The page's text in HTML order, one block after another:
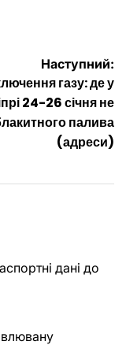
Наступний:
газу: де у
24-26 січня не
палива
(адреси)
дані до